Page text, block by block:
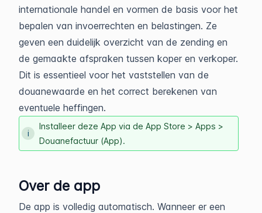
internationale handel en vormen de basis voor het
bepalen van invoerrechten en belastingen. Ze
geven een duidelijk overzicht van de zending en
de gemaakte afspraken tussen koper en verkoper.
Dit is essentieel voor het vaststellen van de
douanewaarde en het correct berekenen van
eventuele heffingen.
Installeer deze App via de App Store > Apps >
Douanefactuur (App).
Over de app
De app is volledig automatisch. Wanneer er een